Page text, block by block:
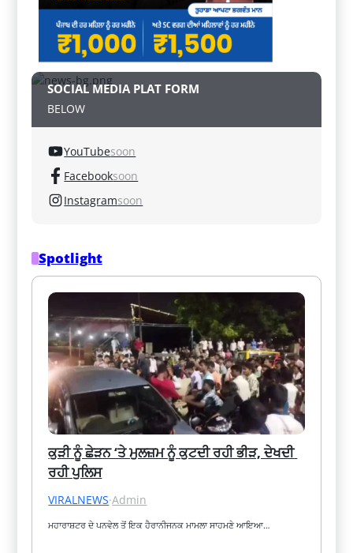
SOCIAL MEDIA PLAT FORM
BELOW
YouTubesoon
Facebooksoon
Instagramsoon
Spotlight
ਕੁੜੀ ਨੂੰ ਛੇੜਨ ‘ਤੇ ਮੁਲਜ਼ਮ ਨੂੰ ਕੁਟਦੀ ਰਹੀ ਭੀੜ, ਦੇਖਦੀ
ਰਹੀ ਪੁਲਿਸ
VIRALNEWS·Admin
ਮਹਾਰਾਸ਼ਟਰ ਦੇ ਪਨਵੇਲ ਤੋਂ ਇਕ ਹੈਰਾਨੀਜਨਕ ਮਾਮਲਾ ਸਾਹਮਣੇ ਆਇਆ…